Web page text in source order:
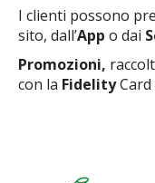
I clienti possono
sito, dall’App o dai
Promozioni,
con la FidelityCard